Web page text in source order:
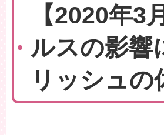
【2020年3
ルスの影響
リッシュ